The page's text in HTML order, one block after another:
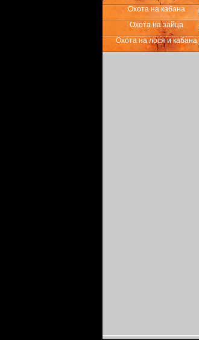
Охота на кабана
Охота на зайца
Охота на лося и кабана